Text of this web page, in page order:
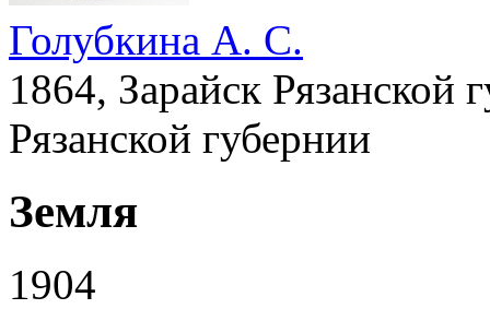
Голубкина А. С.
1864, Зарайск
Рязанской губернии
Земля
1904